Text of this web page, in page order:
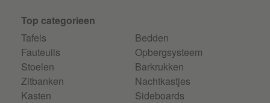
Top categorieen
Tafels
Fauteuils
Stoelen
Zitbanken
Kasten
Bedden
Opbergsysteem
Barkrukken
Nachtkastjes
Sideboards